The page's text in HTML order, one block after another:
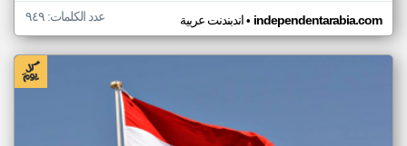
اندبندنت عربية• independentarabia.com عدد الكلمات: ٩٤٩